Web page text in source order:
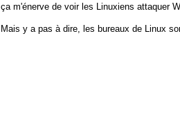
ça m'énerve de voir les Linuxiens attaquer
Mais y a pas à dire, les bureaux de Linux